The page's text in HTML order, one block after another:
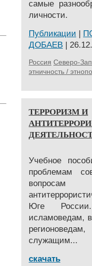
самые
личности.
Публикации |
ДОБАЕВ |
Россия Северо-
этничность /
ТЕРРОРИЗМ И
Учебное
проблемам
вопросам
Юге
исламоведам,
служащим...
скачать